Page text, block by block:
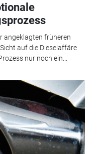
angeklagten früheren
auf die Dieselaffäre
nur noch ein...